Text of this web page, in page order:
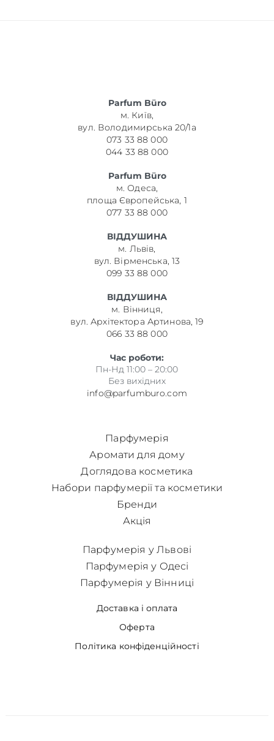
Parfum Büro
м. Київ,
вул. Володимирська 20/1а
073 33 88 000
044 33 88 000
Parfum Büro
м. Одеса,
площа Європейська, 1
077 33 88 000
ВІДДУШИНА
м. Львів,
вул. Вірменська, 13
099 33 88 000
ВІДДУШИНА
м. Вінниця,
вул. Архітектора Артинова, 19
066 33 88 000
Час роботи:
Пн-Нд 11:00 – 20:00
Без вихідних
info@parfumburo.com
Парфумерія
Аромати для дому
Доглядова косметика
Набори парфумерії та косметики
Бренди
Акція
Доставка і оплата
Оферта
Політика конфіденційності
Парфумерія у Львові
Парфумерія у Одесі
Парфумерія у Вінниці